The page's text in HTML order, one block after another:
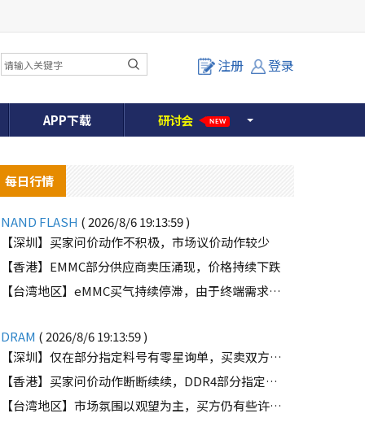
注册 登录
APP下载 研讨会 NEW
每日行情
NAND FLASH ( 2026/8/6 19:13:59 )
【深圳】买家问价动作不积极，市场议价动作较少
【香港】EMMC部分供应商卖压涌现，价格持续下跌
【台湾地区】eMMC买气持续停滞，由于终端需求未能好转
DRAM ( 2026/8/6 19:13:59 )
【深圳】仅在部分指定料号有零星询单，买卖双方价格仍有差距
【香港】买家问价动作断断续续，DDR4部分指定颗粒仍有些许询单
【台湾地区】市场氛围以观望为主，买方仍有些许零星询单释出